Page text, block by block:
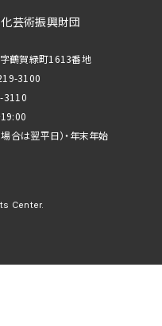
芸術振興財団
鶴賀緑町1613番地
3100
3110
合は翌平日）・年末年始
Center.